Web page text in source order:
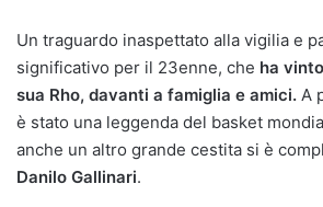
Un traguardo inaspettato alla vigilia e
significativo per il 23enne, che ha
sua Rho, davanti a famiglia e amici. A
è stato una leggenda del basket
anche un altro grande cestita si è
Danilo Gallinari.